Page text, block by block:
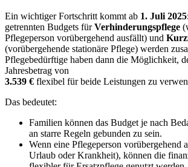
Ein wichtiger Fortschritt kommt ab 1. Juli 2025
getrennten Budgets fürVerhinderungspflege
Pflegeperson vorübergehend ausfällt) und
(vorübergehende stationäre Pflege) werden
Pflegebedürftige haben dann die Möglichkeit,
Jahresbetrag von
3.539 € flexibel für beide Leistungen zu
Das bedeutet:
Familien können das Budget je nach
an starre Regeln gebunden zu sein.
Wenn eine Pflegeperson vorübergehend
Urlaub oder Krankheit), können die